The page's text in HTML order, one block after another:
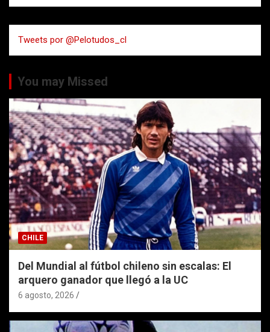
a
r
Tweets por @Pelotudos_cl
You may Missed
CHILE
Del Mundial al fútbol chileno sin escalas: El
arquero ganador que llegó a la UC
6 agosto, 2026